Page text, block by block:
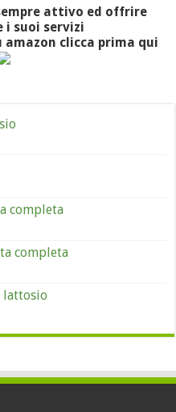
attivo ed offrire
suoi servizi
amazon clicca prima qui
completa
completa
lattosio